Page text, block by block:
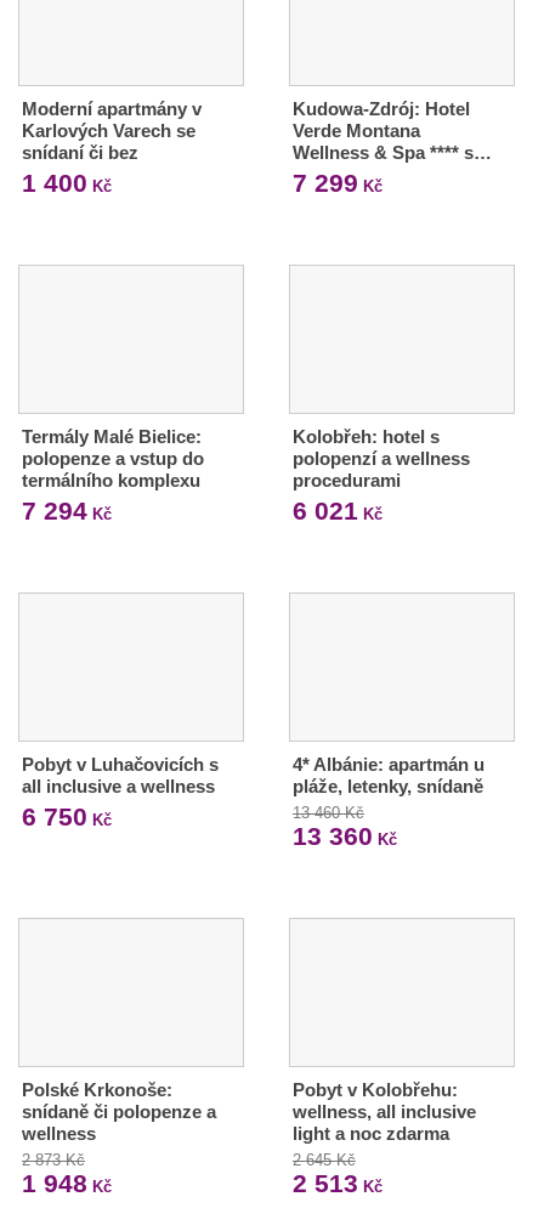
Moderní apartmány v
Karlových Varech se
snídaní či bez
1 400 Kč
Kudowa-Zdrój: Hotel
Verde Montana
Wellness & Spa **** s…
7 299 Kč
Termály Malé Bielice:
polopenze a vstup do
termálního komplexu
7 294 Kč
Kolobřeh: hotel s
polopenzí a wellness
procedurami
6 021 Kč
Pobyt v Luhačovicích s
all inclusive a wellness
6 750 Kč
4* Albánie: apartmán u
pláže, letenky, snídaně
13 460 Kč
13 360 Kč
Polské Krkonoše:
snídaně či polopenze a
wellness
2 873 Kč
1 948 Kč
Pobyt v Kolobřehu:
wellness, all inclusive
light a noc zdarma
2 645 Kč
2 513 Kč